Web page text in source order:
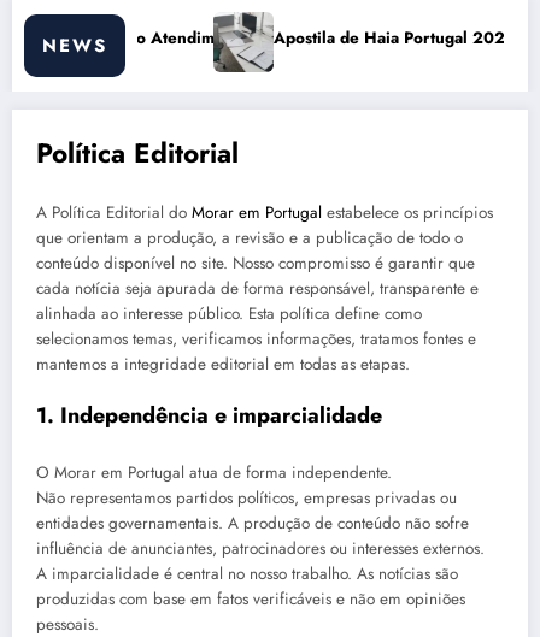
NEWS
Apostila de Haia Portugal 2026: Efeitos Surpreendentes e
Política Editorial
A Política Editorial do Morar em Portugal estabelece os princípios
que orientam a produção, a revisão e a publicação de todo o
conteúdo disponível no site. Nosso compromisso é garantir que
cada notícia seja apurada de forma responsável, transparente e
alinhada ao interesse público. Esta política define como
selecionamos temas, verificamos informações, tratamos fontes e
mantemos a integridade editorial em todas as etapas.
1. Independência e imparcialidade
O Morar em Portugal atua de forma independente.
Não representamos partidos políticos, empresas privadas ou
entidades governamentais. A produção de conteúdo não sofre
influência de anunciantes, patrocinadores ou interesses externos.
A imparcialidade é central no nosso trabalho. As notícias são
produzidas com base em fatos verificáveis e não em opiniões
pessoais.